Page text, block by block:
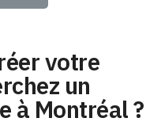
votre
un
à Montréal ?